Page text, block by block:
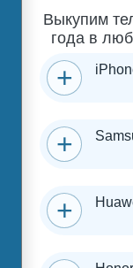
Выкупим
года в